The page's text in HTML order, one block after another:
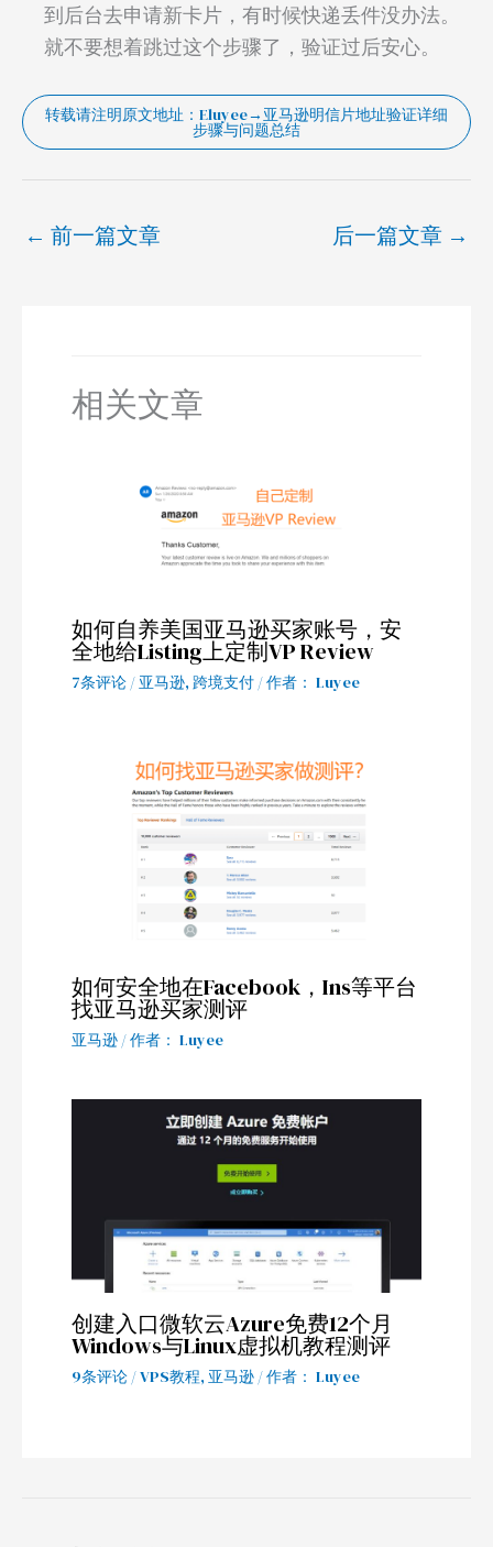
到后台去申请新卡片，有时候快递丢件没办法。
就不要想着跳过这个步骤了，验证过后安心。
转载请注明原文地址：Eluyee→亚马逊明信片地址验证详细
步骤与问题总结
← 前一篇文章 后一篇文章 →
相关文章
如何自养美国亚马逊买家账号，安
全地给Listing上定制VP Review
7条评论 /亚马逊,跨境支付 / 作者： Luyee
如何安全地在Facebook，Ins等平台
找亚马逊买家测评
亚马逊 / 作者： Luyee
创建入口微软云Azure免费12个月
Windows与Linux虚拟机教程测评
9条评论 /VPS教程, 亚马逊 / 作者： Luyee